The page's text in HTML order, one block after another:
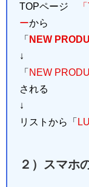
TOPページ
ーから
「 NEW
↓
「 NEW
される
↓
リストから「
２）スマホ